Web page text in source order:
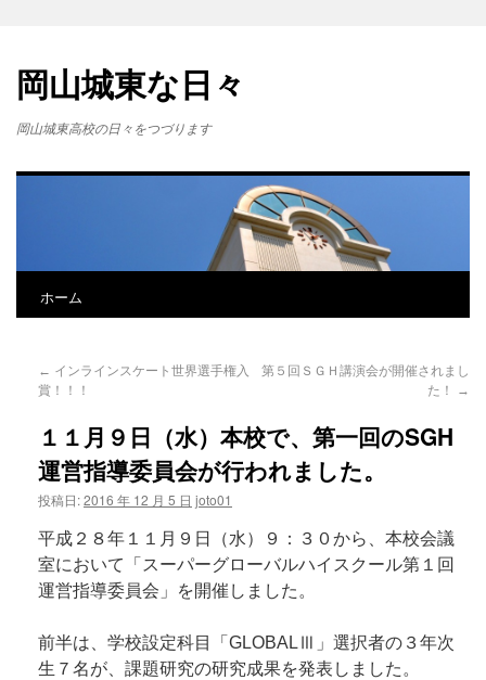
岡山城東な日々
岡山城東高校の日々をつづります
ホーム
← インラインスケート世界選手権入
賞！！！
第５回ＳＧＨ講演会が開催されまし
た！
→
１１月９日（水）本校で、第一回のSGH
運営指導委員会が行われました。
投稿日:2016 年 12 月 5 日 joto01
平成２８年１１月９日（水）９：３０から、本校会議
室において「スーパーグローバルハイスクール第１回
運営指導委員会」を開催しました。
前半は、学校設定科目「 GLOBAL Ⅲ」選択者の３年次
生７名が、課題研究の研究成果を発表しました。